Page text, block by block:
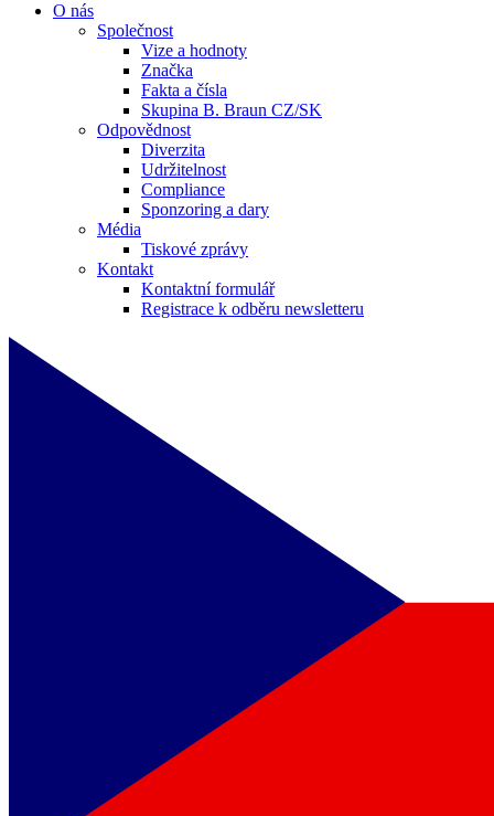
O nás
Společnost
Vize a hodnoty
Značka
Fakta a čísla
Skupina B. Braun CZ/SK
Odpovědnost
Diverzita
Udržitelnost
Compliance
Sponzoring a dary
Média
Tiskové zprávy
Kontakt
Kontaktní formulář
Registrace k odběru newsletteru